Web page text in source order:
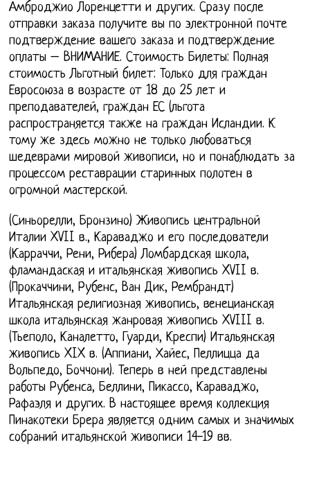
Амброджио Лоренцетти и других. Сразу после
отправки заказа получите вы по электронной почте
подтверждение вашего заказа и подтверждение
оплаты – ВНИМАНИЕ. Стоимость Билеты: Полная
стоимость Льготный билет: Только для граждан
Евросоюза в возрасте от 18 до 25 лет и
преподавателей, граждан ЕС (льгота
распространяется также на граждан Исландии. К
тому же здесь можно не только любоваться
шедеврами мировой живописи, но и понаблюдать за
процессом реставрации старинных полотен в
огромной мастерской.
(Синьорелли, Бронзино) Живопись центральной
Италии XVII в., Караваджо и его последователи
(Карраччи, Рени, Рибера) Ломбардская школа,
фламандаская и итальянская живопись XVII в.
(Прокаччини, Рубенс, Ван Дик, Рембрандт)
Итальянская религиозная живопись, венецианская
школа итальянская жанровая живопись XVIII в.
(Тьеполо, Каналетто, Гуарди, Креспи) Итальянская
живопись XIX в. (Аппиани, Хайес, Пеллицца да
Вольпедо, Боччони). Теперь в ней представлены
работы Рубенса, Беллини, Пикассо, Караваджо,
Рафаэля и других. В настоящее время коллекция
Пинакотеки Брера является одним самых и значимых
собраний итальянской живописи 14-19 вв.